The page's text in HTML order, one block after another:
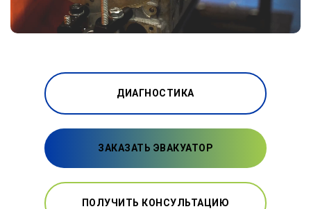
ДИАГНОСТИКА
ЗАКАЗАТЬ ЭВАКУАТОР
ПОЛУЧИТЬ КОНСУЛЬТАЦИЮ